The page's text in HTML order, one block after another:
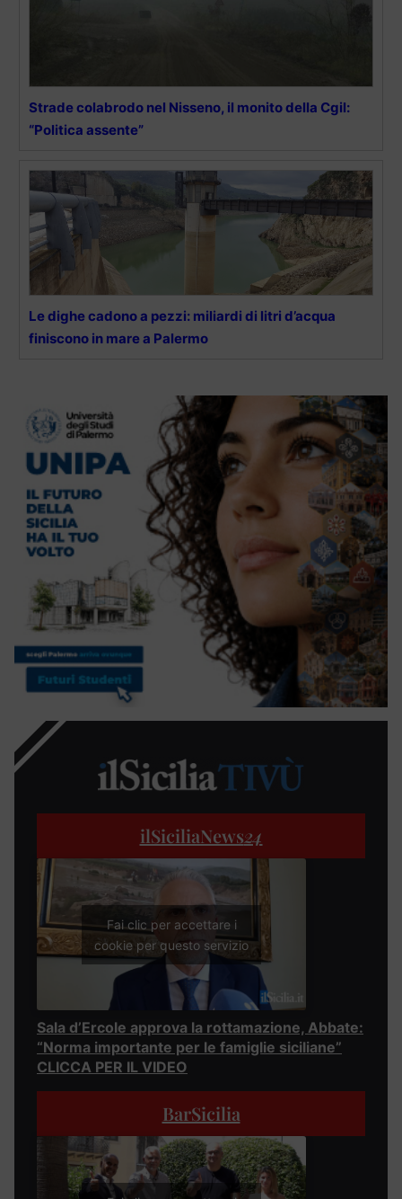
Strade colabrodo nel Nisseno, il monito della Cgil:
“Politica assente”
Le dighe cadono a pezzi: miliardi di litri d’acqua
finiscono in mare a Palermo
ilSiciliaNews24
Fai clic per accettare i
cookie per questo servizio
Sala d’Ercole approva la rottamazione, Abbate:
“Norma importante per le famiglie siciliane”
CLICCA PER IL VIDEO
BarSicilia